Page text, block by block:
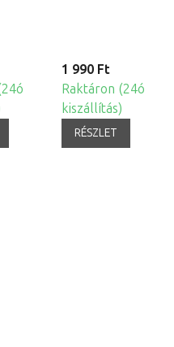
1 990 Ft
Raktáron (24ó
kiszállítás)
RÉSZLET